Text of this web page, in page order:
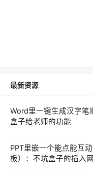
最新资源
Word里一键生成汉字笔
盒子给老师的功能
PPT里嵌一个能点能互
板）：不坑盒子的插入